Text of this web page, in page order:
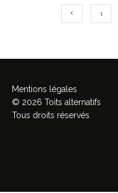
1
Mentions légales
© 2026 Toits alternatifs
Tous droits réservés